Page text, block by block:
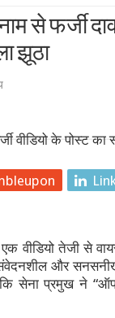
ऑफिस पर
मंडपम में 12 से 15
कारसेवा को
अरब की
मोटर्स की घरेलू और
जानें कब और कहाँ देखें
जानिए नए
से फर्जी
झूठा
वीडियो तेजी से
और
कि सेना प्रमुख ने